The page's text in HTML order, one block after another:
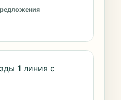
1 линия с